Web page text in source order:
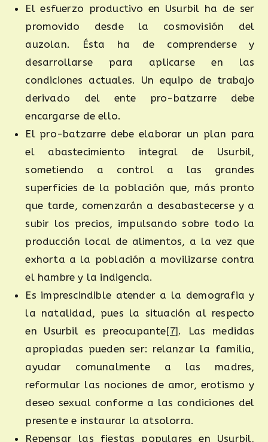
El esfuerzo productivo en Usurbil ha de ser
promovido desde la cosmovisión del
auzolan. Ésta ha de comprenderse y
desarrollarse para aplicarse en las
condiciones actuales. Un equipo de trabajo
derivado del ente pro-batzarre debe
encargarse de ello.
El pro-batzarre debe elaborar un plan para
el abastecimiento integral de Usurbil,
sometiendo a control a las grandes
superficies de la población que, más pronto
que tarde, comenzarán a desabastecerse y a
subir los precios, impulsando sobre todo la
producción local de alimentos, a la vez que
exhorta a la población a movilizarse contra
el hambre y la indigencia.
Es imprescindible atender a la demografia y
la natalidad, pues la situación al respecto
en Usurbil es preocupante[7]. Las medidas
apropiadas pueden ser: relanzar la familia,
ayudar comunalmente a las madres,
reformular las nociones de amor, erotismo y
deseo sexual conforme a las condiciones del
presente e instaurar la atsolorra.
Repensar las fiestas populares en Usurbil,